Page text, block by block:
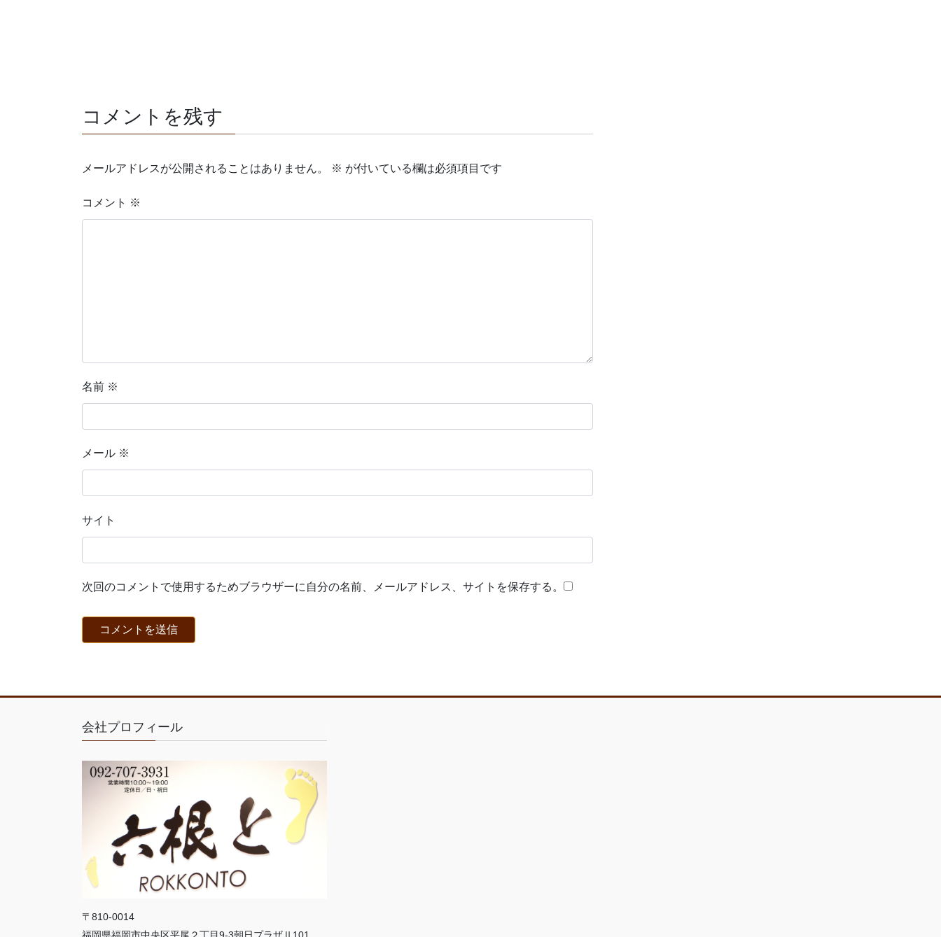
コメントを残す
メールアドレスが公開されることはありません。 ※ が付いている欄は必須項目です
コメント ※
名前 ※
メール ※
サイト
次回のコメントで使用するためブラウザーに自分の名前、メールアドレス、サイトを保存する。
会社プロフィール
〒810-0014
福岡県福岡市中央区平尾２丁目9-3朝日プラザⅡ101